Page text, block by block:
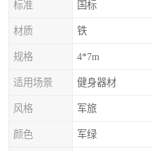
标准 国标
材质 铁
规格 4*7m
适用场景 健身器材
风格 军旅
颜色 军绿